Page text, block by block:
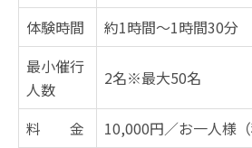
体験時間
約1時間～1時間30分
最小催行
人数
2名※最大50名
料 金
10,000円／お一人様（